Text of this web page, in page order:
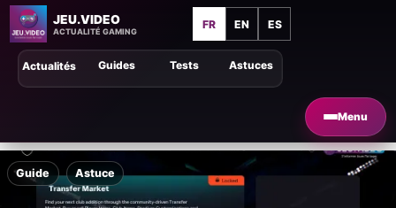
JEU.VIDEO
ACTUALITÉ GAMING
FR EN ES
Menu
Astuces
Guides Tests
Actualités
Guide Astuce